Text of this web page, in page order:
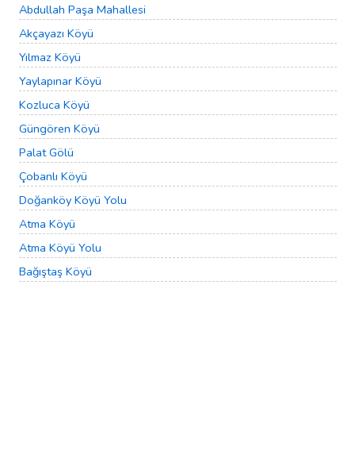
Abdullah Paşa Mahallesi
Akçayazı Köyü
Yılmaz Köyü
Yaylapınar Köyü
Kozluca Köyü
Güngören Köyü
Palat Gölü
Çobanlı Köyü
Doğanköy Köyü Yolu
Atma Köyü
Atma Köyü Yolu
Bağıştaş Köyü